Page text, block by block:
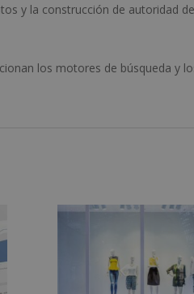
y la construcción de autoridad de
los motores de búsqueda y